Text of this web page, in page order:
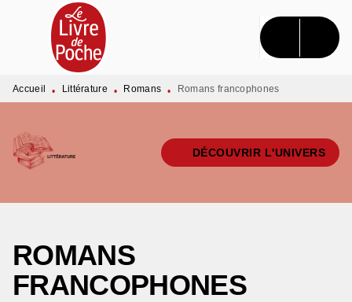
MENU RECHERCHE CONTENU
PIED DE PAGE
Accueil • Littérature • Romans • Romans francophones
DÉCOUVRIR L'UNIVERS
ROMANS
FRANCOPHONES